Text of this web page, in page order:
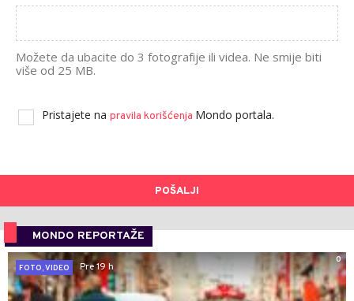
Možete da ubacite do 3 fotografije ili videa. Ne smije biti
više od 25 MB.
Pristajete na pravila korišćenja Mondo portala.
POŠALJI
MONDO REPORTAŽE
0
FOTO, VIDEO
Pre 19 h